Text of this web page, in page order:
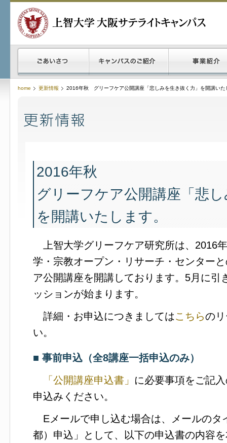
home 更新情報 2016年秋 グリーフケア公開講座「悲しみを生き抜く力」を開講いた
2016年秋
グリーフケア公開講座「悲
を開講いたします。
上智大学グリーフケア研究所は、2016
学・宗教オープン・リサーチ・センター
ア公開講座を開講しております。5月に引
ッションが始まります。
詳細・お申込につきましてはこちらの
い。
■ 事前申込（全8講座一括申込のみ）
「公開講座申込書」 に必要事項をご記
申込みください。
Eメールで申し込む場合は、メールのタ
都）申込」として、以下の申込書の内容